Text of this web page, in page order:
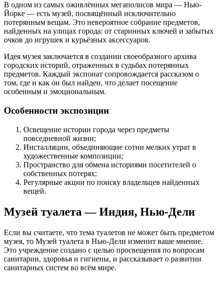
В одном из самых оживлённых мегаполисов мира — Нью-
Йорке — есть музей, посвящённый исключительно
потерянным вещам. Это невероятное собрание предметов,
найденных на улицах города: от старинных ключей и забытых
очков до игрушек и курьёзных аксессуаров.
Идея музея заключается в создании своеобразного архива
городских историй, отраженных в судьбах потерянных
предметов. Каждый экспонат сопровождается рассказом о
том, где и как он был найден, что делает посещение
особенным и эмоциональным.
Особенности экспозиции
Освещение истории города через предметы
повседневной жизни;
Инсталляции, объединяющие сотни мелких утрат в
художественные композиции;
Пространство для обмена историями посетителей о
собственных потерях;
Регулярные акции по поиску владельцев найденных
вещей.
Музей туалета — Индия, Нью-Дели
Если вы считаете, что тема туалетов не может быть предметом
музея, то Музей туалета в Нью-Дели изменит ваше мнение.
Это учреждение создано с целью просвещения по вопросам
санитарии, здоровья и гигиены, и рассказывает о развитии
санитарных систем во всём мире.